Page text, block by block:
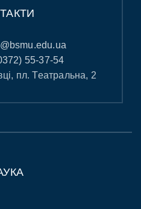
55-37-54
пл. Театральна, 2